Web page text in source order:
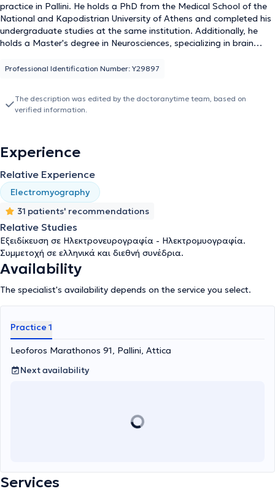
practice in Pallini. He holds a PhD from the Medical School of the
National and Kapodistrian University of Athens and completed his
undergraduate studies at the same institution. Additionally, he
holds a Master's degree in Neurosciences, specializing in brain
Athens "Elpis," the Mental Health Hospital of Chania, and the
Behavior Laboratory of the Department of Psychology at the
University of Crete. To date, alongside his private practice, he is a
primarily addressing Dementia and Parkinson’s disease and is an
journals. Finally, he is a member of the European Academy of
Neurology, the International Parkinson and Movement Disorder
Society, the Hellenic Neurological Society, and the Society of
Alzheimer’s Disease and Related Disorders.
Professional Identification Number: Υ29897
The description was edited by the doctoranytime team, based on
verified information.
Experience
Relative Experience
Electromyography
31 patients' recommendations
Relative Studies
Εξειδίκευση σε Ηλεκτρονευρογραφία - Ηλεκτρομυογραφία.
Συμμετοχή σε ελληνικά και διεθνή συνέδρια.
Availability
The specialist's availability depends on the service you select.
Practice 1
Leoforos Marathonos 91, Pallini, Attica
Next availability
Services